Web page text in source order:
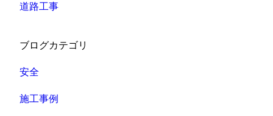
道路工事
ブログカテゴリ
安全
施工事例